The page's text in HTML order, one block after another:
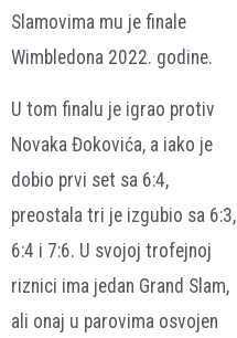
Slamovima mu je finale
Wimbledona 2022. godine.
U tom finalu je igrao protiv
Novaka Đokovića, a iako je
dobio prvi set sa 6:4,
preostala tri je izgubio sa 6:3,
6:4 i 7:6. U svojoj trofejnoj
riznici ima jedan Grand Slam,
ali onaj u parovima osvojen